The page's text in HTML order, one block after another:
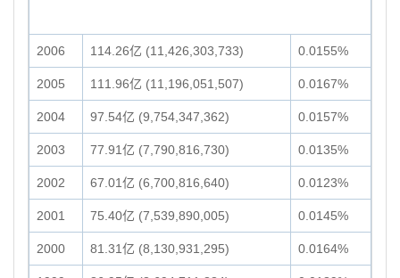
2006 114.26亿 (11,426,303,733) 0.0155%
2005 111.96亿 (11,196,051,507) 0.0167%
2004 97.54亿 (9,754,347,362) 0.0157%
2003 77.91亿 (7,790,816,730) 0.0135%
2002 67.01亿 (6,700,816,640) 0.0123%
2001 75.40亿 (7,539,890,005) 0.0145%
2000 81.31亿 (8,130,931,295) 0.0164%